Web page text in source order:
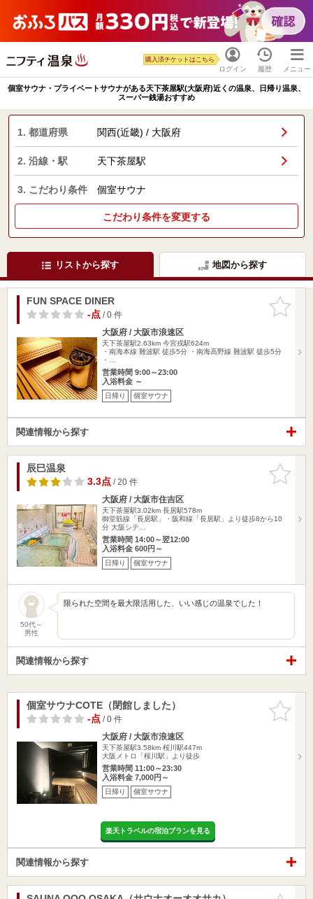
ログイン
購入済チケットはこちら
履歴 メニュー
個室サウナ・プライベートサウナがある天下茶屋駅(大阪府)近くの温泉、日帰り温泉、
スーパー銭湯おすすめ
1. 都道府県 関西(近畿) / 大阪府
2. 沿線・駅 天下茶屋駅
3. こだわり条件 個室サウナ
こだわり条件を変更する
リストから探す 地図から探す
お気に入
りに追加
FUN SPACE DINER
-点/ 0 件
大阪府 / 大阪市浪速区
天下茶屋駅2.63km 今宮戎駅624m
・南海本線 難波駅 徒歩5分 ・南海高野線 難波駅 徒歩5分
・…
営業時間 9:00～23:00
入浴料金 ～
日帰り 個室サウナ
関連情報から探す
お気に入
りに追加
辰巳温泉
3.3点/ 20 件
大阪府 / 大阪市住吉区
天下茶屋駅3.02km 長居駅578m
御堂筋線「長居駅」・阪和線「長居駅」より徒歩8から10
分 大阪シテ…
営業時間 14:00～翌12:00
入浴料金 600円～
日帰り 個室サウナ
50代～
男性
限られた空間を最大限活用した、いい感じの温泉でした！
関連情報から探す
お気に入
りに追加
個室サウナCOTE（閉館しました）
-点/ 0 件
大阪府 / 大阪市浪速区
天下茶屋駅3.58km 桜川駅447m
大阪メトロ「桜川駅」より徒歩
営業時間 11:00～23:30
入浴料金 7,000円～
日帰り 個室サウナ
楽天トラベルの宿泊プランを見る
関連情報から探す